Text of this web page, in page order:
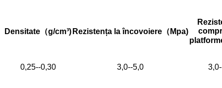
Densitate （g/cm³) Rezistența la încovoiere （ Mpa)
0,25--0,30 3,0--5,0